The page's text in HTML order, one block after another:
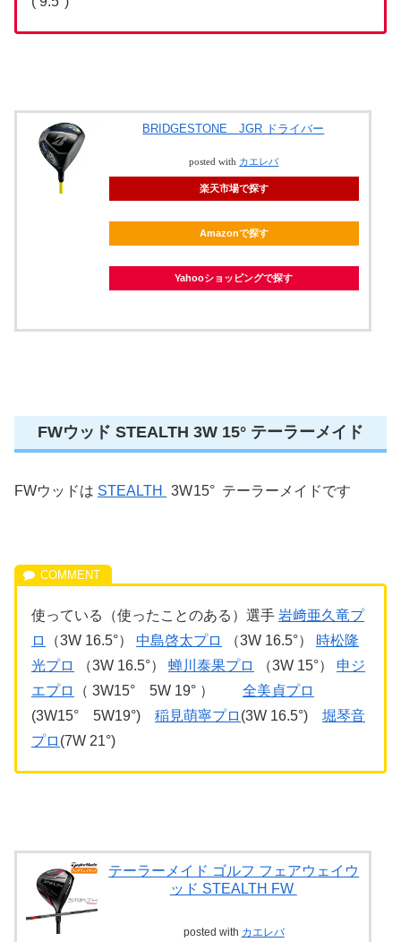
BRIDGESTONE JGR ドライバー
posted with カエレバ
楽天市場で探す
Amazonで探す
Yahooショッピングで探す
FWウッド STEALTH 3W 15° テーラーメイド
FWウッドは STEALTH 3W15° テーラーメイドです
使っている（使ったことのある）選手 岩﨑亜久竜プ
ロ
（3W 16.5°） 中島啓太プロ （3W 16.5°） 時松隆
光プロ
（3W 16.5°） 蝉川泰果プロ （3W 15°） 申ジ
エプロ
（ 3W15° 5W 19° ） 全美貞プロ
(3W15° 5W19°) 稲見萌寧プロ (3W 16.5°) 堀琴音
プロ (7W 21°)
テーラーメイド ゴルフ フェアウェイウ
ッド STEALTH FW
posted with カエレバ